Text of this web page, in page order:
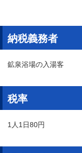
納税義務者
鉱泉浴場の入湯客
税率
1人1日80円